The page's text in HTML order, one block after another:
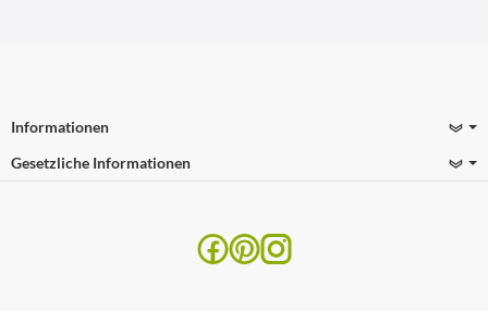
Informationen
Gesetzliche Informationen